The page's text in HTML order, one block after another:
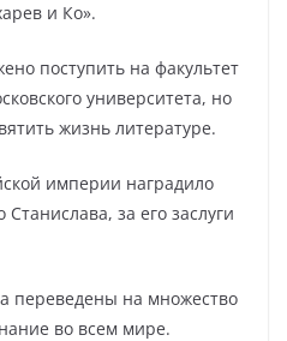
и Ко».
поступить на факультет
университета, но
жизнь литературе.
империи наградило
за его заслуги
переведены на множество
во всем мире.